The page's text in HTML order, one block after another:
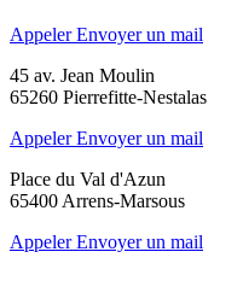
AppelerEnvoyer un mail
45 av. Jean Moulin
65260 Pierrefitte-Nestalas
AppelerEnvoyer un mail
Place du Val d'Azun
65400 Arrens-Marsous
AppelerEnvoyer un mail